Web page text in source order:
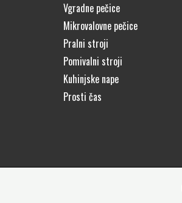
Vgradne pečice
Mikrovalovne pečice
Pralni stroji
Pomivalni stroji
Kuhinjske nape
Prosti čas